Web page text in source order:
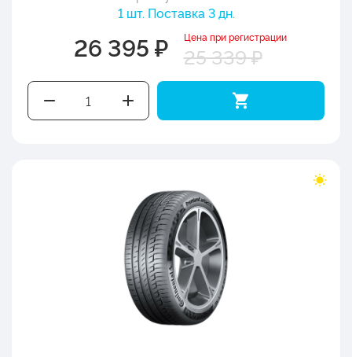
1 шт. Поставка 3 дн.
26 395 ₽ Цена при регистрации
25 339 ₽